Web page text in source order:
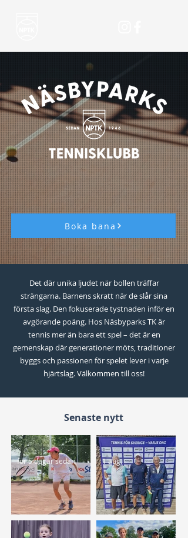
Boka bana
Det där unika ljudet när bollen träffar
strängarna. Barnens skratt när de slår sina
första slag. Den fokuserade tystnaden inför en
avgörande poäng. Hos Näsbyparks TK är
tennis mer än bara ett spel – det är en
gemenskap där generationer möts, traditioner
byggs och passionen för spelet lever i varje
hjärtslag. Välkommen till oss!
Senaste nytt
lottning och tider klara!
för 5 dagar sedan
Janne vann VSM-guld
1 aug.